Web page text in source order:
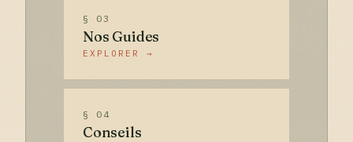
§ 03
Nos Guides
EXPLORER →
§ 04
Conseils